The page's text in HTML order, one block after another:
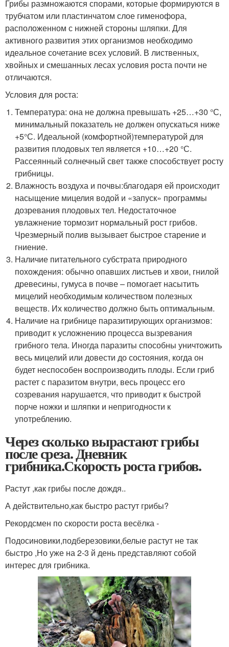
Грибы размножаются спорами, которые формируются в
трубчатом или пластинчатом слое гименофора,
расположенном с нижней стороны шляпки. Для
активного развития этих организмов необходимо
идеальное сочетание всех условий. В лиственных,
хвойных и смешанных лесах условия роста почти не
отличаются.
Условия для роста:
Температура: она не должна превышать +25…+30 °С,
минимальный показатель не должен опускаться ниже
+5°С. Идеальной (комфортной)температурой для
развития плодовых тел является +10…+20 °С.
Рассеянный солнечный свет также способствует росту
грибницы.
Влажность воздуха и почвы:благодаря ей происходит
насыщение мицелия водой и «запуск» программы
дозревания плодовых тел. Недостаточное
увлажнение тормозит нормальный рост грибов.
Чрезмерный полив вызывает быстрое старение и
гниение.
Наличие питательного субстрата природного
похождения: обычно опавших листьев и хвои, гнилой
древесины, гумуса в почве – помогает насытить
мицелий необходимым количеством полезных
веществ. Их количество должно быть оптимальным.
Наличие на грибнице паразитирующих организмов:
приводит к усложнению процесса вызревания
грибного тела. Иногда паразиты способны уничтожить
весь мицелий или довести до состояния, когда он
будет неспособен воспроизводить плоды. Если гриб
растет с паразитом внутри, весь процесс его
созревания нарушается, что приводит к быстрой
порче ножки и шляпки и непригодности к
употреблению.
Через сколько вырастают грибы
после среза. Дневник
грибника.Скорость роста грибов.
Растут ,как грибы после дождя..
А действительно,как быстро растут грибы?
Рекордсмен по скорости роста весёлка -
Подосиновики,подберезовики,белые растут не так
быстро ,Но уже на 2-3 й день представляют собой
интерес для грибника.